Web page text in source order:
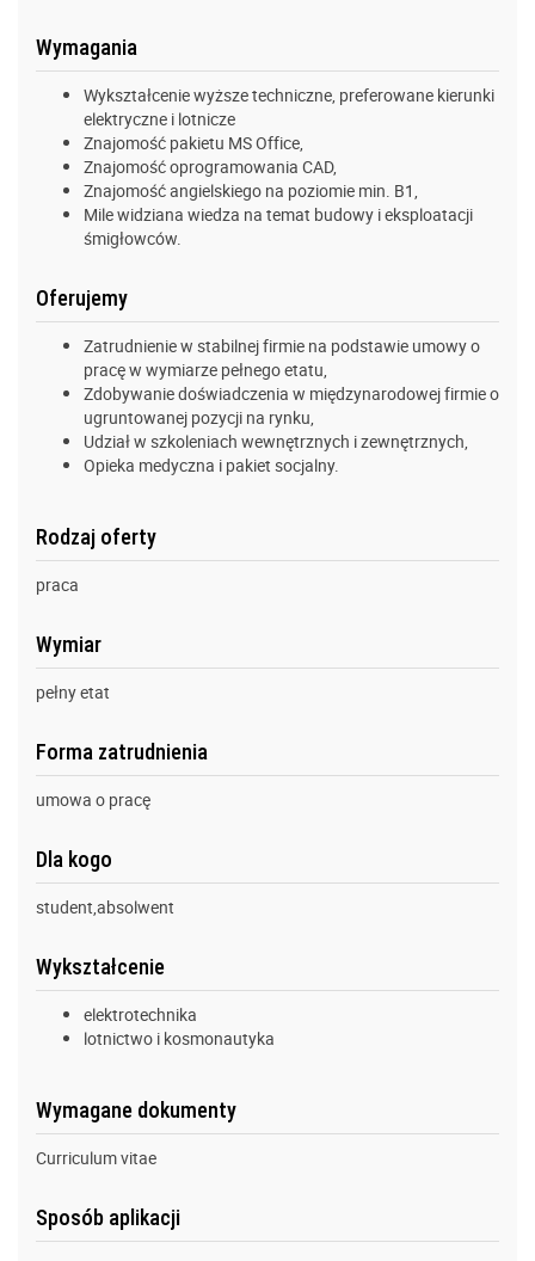
Wymagania
Wykształcenie wyższe techniczne, preferowane kierunki
elektryczne i lotnicze
Znajomość pakietu MS Office,
Znajomość oprogramowania CAD,
Znajomość angielskiego na poziomie min. B1,
Mile widziana wiedza na temat budowy i eksploatacji
śmigłowców.
Oferujemy
Zatrudnienie w stabilnej firmie na podstawie umowy o
pracę w wymiarze pełnego etatu,
Zdobywanie doświadczenia w międzynarodowej firmie o
ugruntowanej pozycji na rynku,
Udział w szkoleniach wewnętrznych i zewnętrznych,
Opieka medyczna i pakiet socjalny.
Rodzaj oferty
praca
Wymiar
pełny etat
Forma zatrudnienia
umowa o pracę
Dla kogo
student,absolwent
Wykształcenie
elektrotechnika
lotnictwo i kosmonautyka
Wymagane dokumenty
Curriculum vitae
Sposób aplikacji